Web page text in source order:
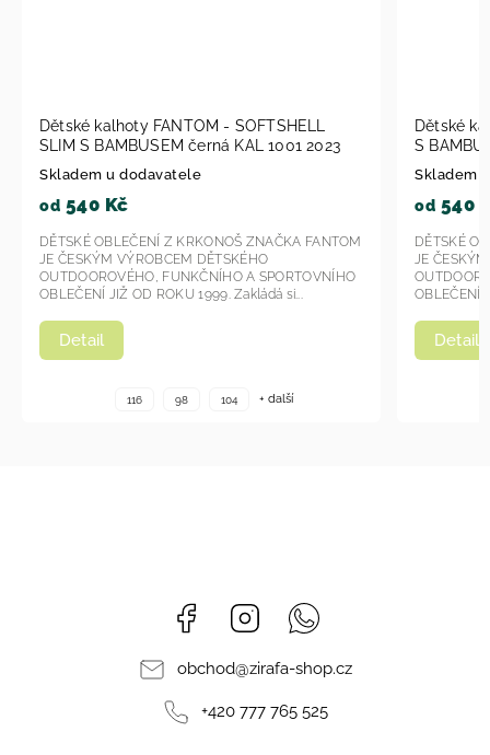
FANTOM
Dětské kalhoty Fantom - SOFTSHELL SLIM
S BAMBUSEM KAL 1007 - modrá 2023
Skladem u dodavatele
od
DĚTSKÉ OBLEČENÍ Z KRKONOŠ ZNAČKA FANTOM
JE ČESKÝM VÝROBCEM DĚTSKÉHO
OUTDOOROVÉHO, FUNKČNÍHO A SPORTOVNÍHO
OBLEČENÍ JIŽ OD ROKU 1999. Zakládá si...
98
Facebook Instagram
obchod@zirafa-shop.cz
+420 777 765 525